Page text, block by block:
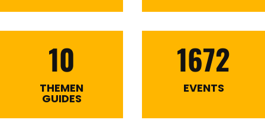
10
THEMEN
GUIDES
1672
EVENTS